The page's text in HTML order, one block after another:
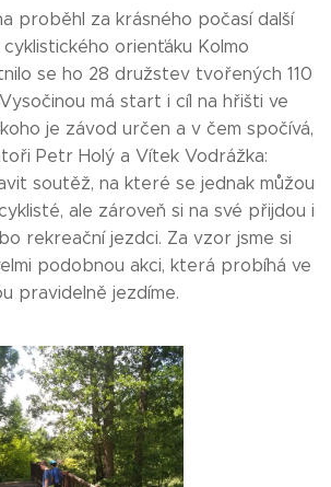
proběhl za krásného počasí další
orienťáku Kolmo
se ho 28 družstev tvořených 110
má start i cíl na hřišti ve
je závod určen a v čem spočívá,
Petr Holý a Vítek Vodrážka:
soutěž, na které se jednak můžou
ale zároveň si na své přijdou i
rekreační jezdci. Za vzor jsme si
podobnou akci, která probíhá ve
pravidelně jezdíme.